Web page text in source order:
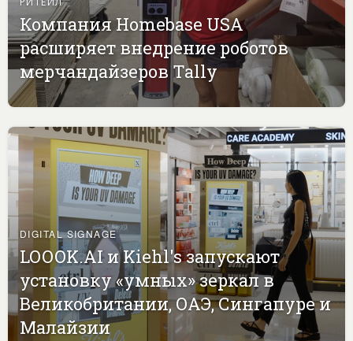
Компания Homebase USA
расширяет внедрение роботов
мерчандайзеров Tally
DIGITAL SIGNAGE
LOOOK.AI и Kiehl's запускают
установку «умных» зеркал в
Великобритании, ОАЭ, Сингапуре и
Малайзии